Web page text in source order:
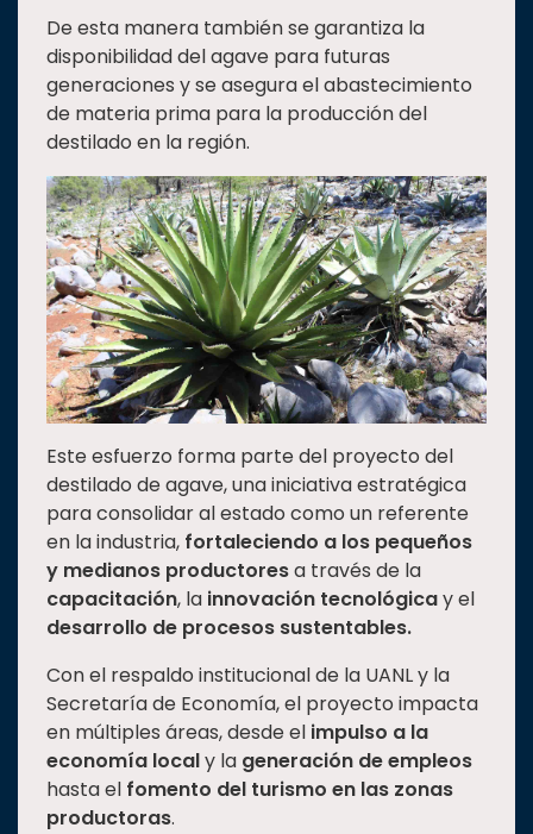
Universiada
Nacional
De esta manera también se garantiza la
disponibilidad del agave para futuras
generaciones y se asegura el abastecimiento
de materia prima para la producción del
destilado en la región.
Este esfuerzo forma parte del proyecto del
destilado de agave, una iniciativa estratégica
para consolidar al estado como un referente
en la industria, fortaleciendo a los pequeños
y medianos productoresa través de la
capacitación, la innovación tecnológicay el
desarrollo de procesos sustentables.
Con el respaldo institucional de la UANL y la
Secretaría de Economía, el proyecto impacta
en múltiples áreas, desde el impulso a la
economía localy la generación de empleos
hasta el fomento del turismo en las zonas
productoras.